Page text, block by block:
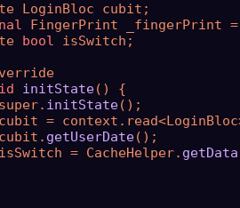
LoginBloc cubit;
FingerPrint _fingerPrint =
bool isSwitch;
initState() {
initState();
=
getUserDate();
= CacheHelper.
getData